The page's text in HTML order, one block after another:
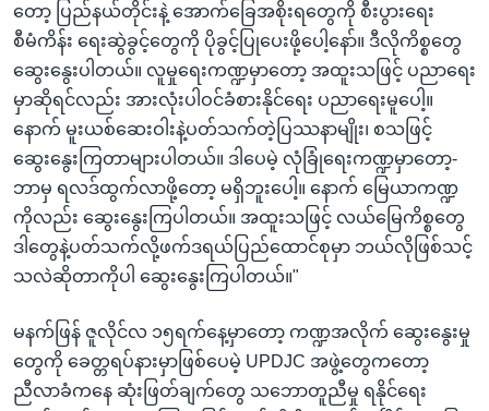
တော့ ပြည်နယ်တိုင်းနဲ့ အောက်ခြေအစိုးရတွေကို စီးပွားရေး
စီမံကိန်း ရေးဆွဲခွင့်တွေကို ပိုခွင့်ပြုပေးဖို့ပေါ့နော်။ ဒီလိုကိစ္စတွေ
ဆွေးနွေးပါတယ်။ လူမှုရေးကဏ္ဍမှာတော့ အထူးသဖြင့် ပညာရေး
မှာဆိုရင်လည်း အားလုံးပါဝင်ခံစားနိုင်ရေး ပညာရေးမူပေါ့။
နောက် မူးယစ်ဆေးဝါးနဲ့ပတ်သက်တဲ့ပြဿနာမျိုး၊ စသဖြင့်
ဆွေးနွေးကြတာများပါတယ်။ ဒါပေမဲ့ လုံခြုံရေးကဏ္ဍမှာတော့-
ဘာမှ ရလဒ်ထွက်လာဖို့တော့ မရှိဘူးပေါ့။ နောက် မြေယာကဏ္ဍ
ကိုလည်း ဆွေးနွေးကြပါတယ်။ အထူးသဖြင့် လယ်မြေကိစ္စတွေ
ဒါတွေနဲ့ပတ်သက်လို့ဖက်ဒရယ်ပြည်ထောင်စုမှာ ဘယ်လိုဖြစ်သင့်
သလဲဆိုတာကိုပါ ဆွေးနွေးကြပါတယ်။"
မနက်ဖြန် ဇူလိုင်လ ၁၅ရက်နေ့မှာတော့ ကဏ္ဍအလိုက် ဆွေးနွေးမှု
တွေကို ခေတ္တရပ်နားမှာဖြစ်ပေမဲ့ UPDJC အဖွဲ့တွေကတော့
ညီလာခံကနေ ဆုံးဖြတ်ချက်တွေ သဘောတူညီမှု ရနိုင်ရေး